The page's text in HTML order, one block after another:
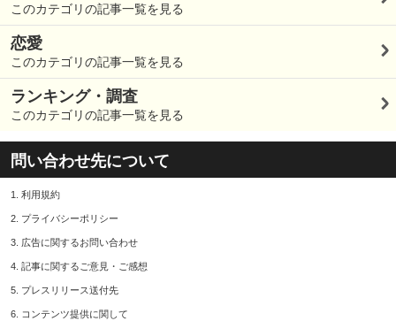
このカテゴリの記事一覧を見る
恋愛
このカテゴリの記事一覧を見る
ランキング・調査
このカテゴリの記事一覧を見る
問い合わせ先について
1. 利用規約
2. プライバシーポリシー
3. 広告に関するお問い合わせ
4. 記事に関するご意見・ご感想
5. プレスリリース送付先
6. コンテンツ提供に関して